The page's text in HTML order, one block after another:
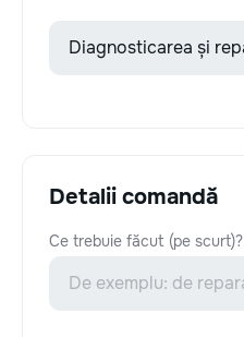
Detalii comandă
Ce trebuie făcut (pe scurt)?